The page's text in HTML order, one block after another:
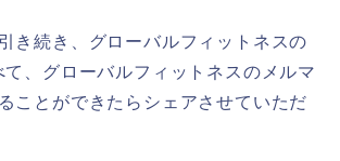
き続き、グローバルフィットネスの
、グローバルフィットネスのメルマ
ことができたらシェアさせていただ